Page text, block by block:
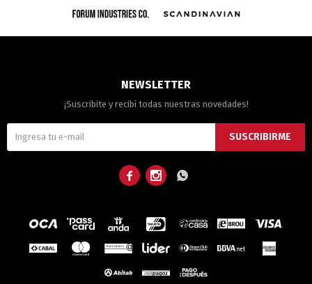
NEWSLETTER
¡Suscribite y recibí todas nuestras novedades!
SUSCRIBIRME
  